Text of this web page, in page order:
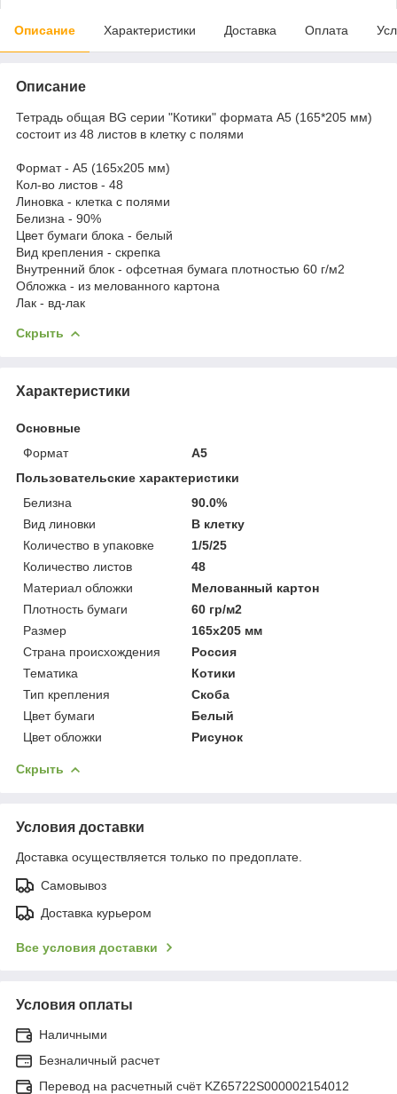
Описание Характеристики Доставка Оплата
Описание
Тетрадь общая BG серии "Котики" формата А5 (165*205 мм)
состоит из 48 листов в клетку с полями
Формат - А5 (165х205 мм)
Кол-во листов - 48
Линовка - клетка с полями
Белизна - 90%
Цвет бумаги блока - белый
Вид крепления - скрепка
Внутренний блок - офсетная бумага плотностью 60 г/м2
Обложка - из мелованного картона
Лак - вд-лак
Скрыть
Характеристики
Основные
Формат
A5
Пользовательские характеристики
Белизна
90.0%
Вид линовки
В клетку
Количество в упаковке
1/5/25
Количество листов
48
Материал обложки
Мелованный картон
Плотность бумаги
60 гр/м2
Размер
165х205 мм
Страна происхождения
Россия
Тематика
Котики
Тип крепления
Скоба
Цвет бумаги
Белый
Цвет обложки
Рисунок
Скрыть
Условия доставки
Доставка осуществляется только по предоплате.
Самовывоз
Доставка курьером
Все условия доставки
Условия оплаты
Наличными
Безналичный расчет
Перевод на расчетный счёт KZ65722S000002154012